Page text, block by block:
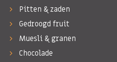
Pitten & zaden
Gedroogd fruit
Muesli & granen
Chocolade